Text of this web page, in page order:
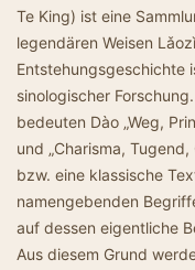
Te King) ist eine
legendären Weisen
Entstehungsgeschichte
sinologischer
bedeuten Dào „Weg,
und „Charisma,
bzw. eine klassische
namengebenden
auf dessen eigentliche
Aus diesem Grund